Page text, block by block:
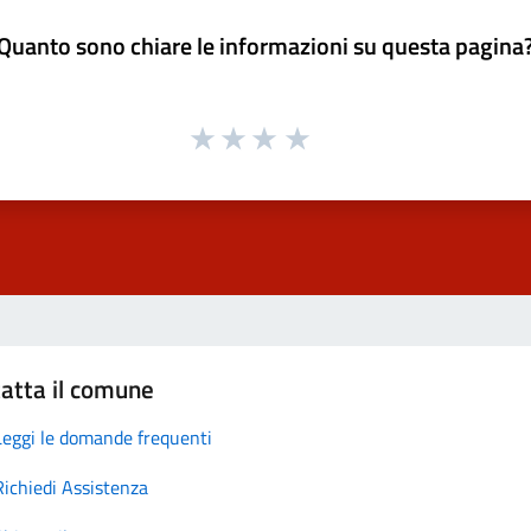
sono chiare le informazioni su questa
il comune
le domande frequenti
Assistenza